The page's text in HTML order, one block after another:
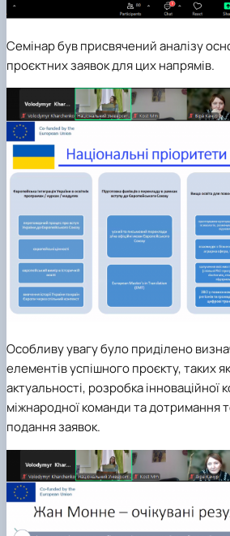
Семінар був присвячений аналізу
проєктних заявок для цих напрямів.
Особливу увагу було приділено
елементів успішного проєкту, таких
актуальності, розробка інноваційної
міжнародної команди та дотримання
подання заявок.